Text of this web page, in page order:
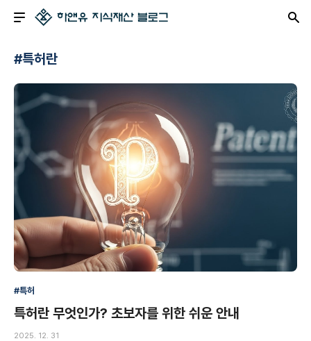
#특허란
#특허
특허란 무엇인가? 초보자를 위한 쉬운 안내
2025. 12. 31